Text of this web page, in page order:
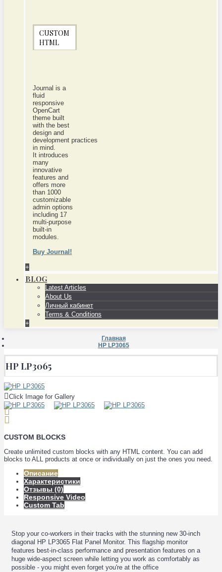
CUSTOM
HTML
Journal is a
fluid
responsive
OpenCart
theme built
with the best
design and
development practices
in mind.
It introduces
many
innovative
features and
offers more
than 1000
customizable
admin options
including 17
multi-purpose
built-in
modules.
Buy Journal!
+
BLOG
Latest Articles
About Us
Личный кабинет
Terms & Conditions
+
Главная
HP LP3065
HP LP3065
Click Image for Gallery
CUSTOM BLOCKS
Create unlimited custom blocks with any HTML content. You can add
blocks to ALL products at once or individually on just the ones you need.
Описание
Характеристики
Отзывы (0)
Responsive Video
Custom Tab
Stop your co-workers in their tracks with the stunning new 30-inch
diagonal HP LP3065 Flat Panel Monitor. This flagship monitor
features best-in-class performance and presentation features on a
huge wide-aspect screen while letting you work as comfortably as
possible - you might even forget you're at the office